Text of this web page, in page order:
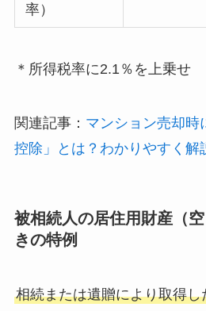
率）
＊所得税率に2.1％を上乗せ
関連記事： マンション売却時
控除」とは？わかりやすく解
被相続人の居住用財産（
きの特例
相続または遺贈により取得